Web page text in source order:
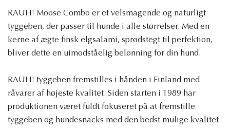
RAUH! Moose Combo er et velsmagende og naturligt
tyggeben, der passer til hunde i alle størrelser. Med en
kerne af ægte finsk elgsalami, sprødstegt til perfektion,
bliver dette en uimodståelig belønning for din hund.
RAUH! tyggeben fremstilles i hånden i Finland med
råvarer af højeste kvalitet. Siden starten i 1989 har
produktionen været fuldt fokuseret på at fremstille
tyggeben og hundesnacks med den bedst mulige kvalitet